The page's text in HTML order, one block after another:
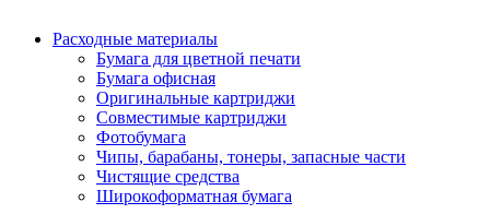
Расходные материалы
Бумага для цветной печати
Бумага офисная
Оригинальные картриджи
Совместимые картриджи
Фотобумага
Чипы, барабаны, тонеры, запасные части
Чистящие средства
Широкоформатная бумага